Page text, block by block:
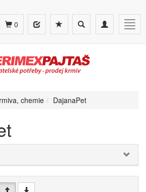
Toggle
navigation
Toggle
search
0
chemie DajanaPet